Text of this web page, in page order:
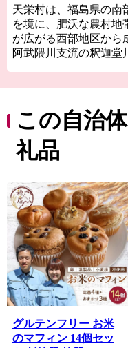
天栄村は、福島県の南
を境に、肥沃な農村地
が広がる西部地区から
阿武隈川支流の釈迦堂
「羽鳥湖」周辺の高
だ景観や、スキー場や
然温泉が楽しめる昔な
「森と湖といで湯の里
この自治
礼品
グルテンフリー お米
のマフィン 14個セッ